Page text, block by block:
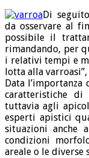
Di
da osservare al
possibile il
rimandando, per
i relativi tempi e
lotta alla
Data
caratteristiche di
tuttavia agli
esperti apistici
situazioni anche
condizioni
areale o le diverse